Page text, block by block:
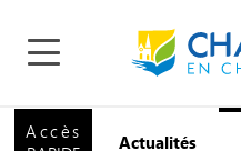
Accès
Actualités